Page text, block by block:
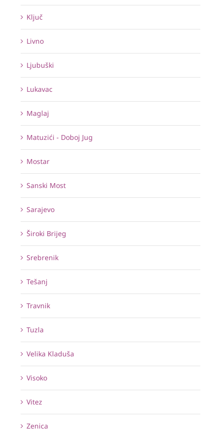
Ključ
Livno
Ljubuški
Lukavac
Maglaj
Matuzići - Doboj Jug
Mostar
Sanski Most
Sarajevo
Široki Brijeg
Srebrenik
Tešanj
Travnik
Tuzla
Velika Kladuša
Visoko
Vitez
Zenica